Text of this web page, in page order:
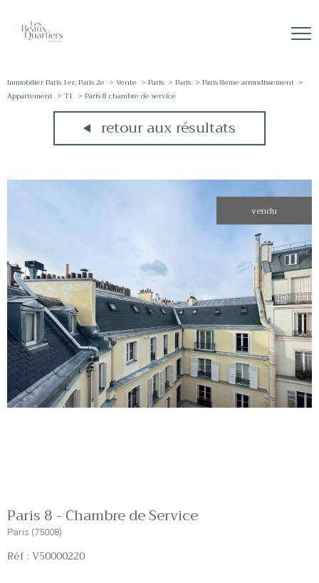
Immobilier Paris 1er, Paris 2e Vente Paris Paris
Paris 8eme arrondissement
Appartement
T1 Paris 8 chambre de service
retour aux résultats
vendu
Paris 8 - Chambre de Service
Paris (75008)
Réf : V50000220